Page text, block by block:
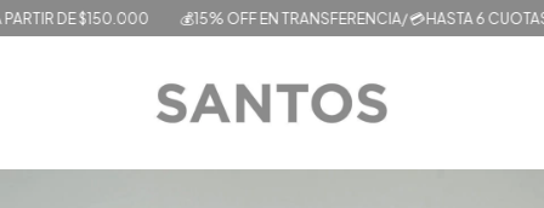
$150.000 💰15% OFF EN TRANSFERENCIA/ 💳HASTA 6 CUOTAS SIN